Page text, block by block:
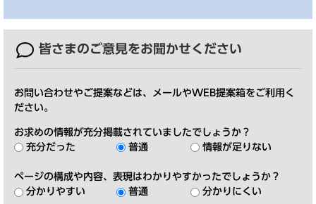
皆さまのご意見をお聞かせください
お問い合わせやご提案などは、メールやWEB提案箱をご利用く
ださい。
お求めの情報が充分掲載されていましたでしょうか？
充分だった
普通 情報が足りない
ページの構成や内容、表現はわかりやすかったでしょうか？
分かりやすい
普通 分かりにくい